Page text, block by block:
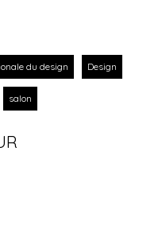
du design Design
salon